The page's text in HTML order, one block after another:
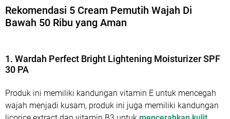
Rekomendasi 5 Cream Pemutih Wajah Di
Bawah 50 Ribu yang Aman
1. Wardah Perfect Bright Lightening Moisturizer SPF
30 PA
Produk ini memiliki kandungan vitamin E untuk mencegah
wajah menjadi kusam, produk ini juga memiliki kandungan